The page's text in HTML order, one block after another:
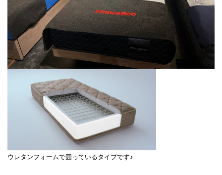
ウレタンフォームで囲っているタイプです♪